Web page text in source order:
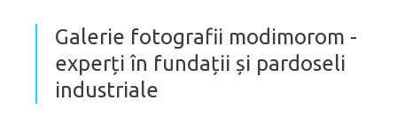
Galerie fotografii modimorom -
experți în fundații și pardoseli
industriale